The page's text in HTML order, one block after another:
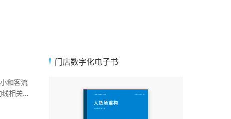
和客流
相关的
门店数字化电子书